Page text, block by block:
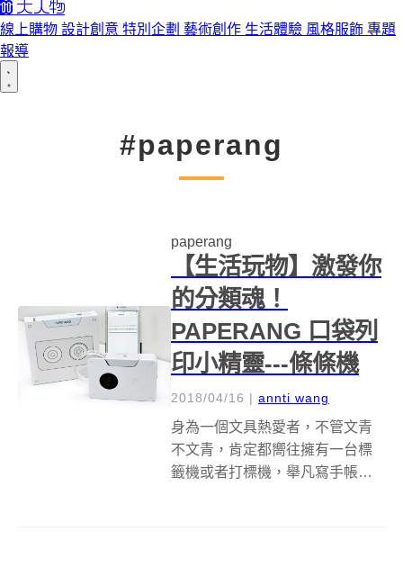
線上購物 設計創意 特別企劃 藝術創作 生活體驗 風格服飾 專題
報導
#paperang
paperang
【生活玩物】激發你
的分類魂！
PAPERANG 口袋列
印小精靈---條條機
2018/04/16 | annti wang
身為一個文具熱愛者，不管文青
不文青，肯定都嚮往擁有一台標
籤機或者打標機，舉凡寫手帳、